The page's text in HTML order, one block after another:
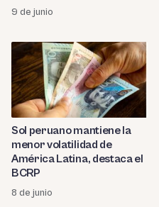
9 de junio
Sol peruano mantiene la
menor volatilidad de
América Latina, destaca el
BCRP
8 de junio